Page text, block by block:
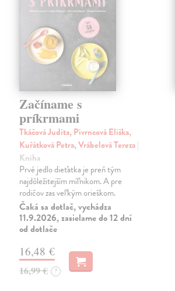
Začíname s
príkrmami
Tkáčová Judita, Pivrncová Eliška,
Kuřátková Petra, Vrábelová Tereza|
Kniha
Prvé jedlo dieťatka je preň tým
najdôležitejším míľnikom. A pre
rodičov zas veľkým orieškom.
Čaká sa dotlač, vychádza
11.9.2026, zasielame do 12 dní
od dotlače
16,48 €
16,99 € ?